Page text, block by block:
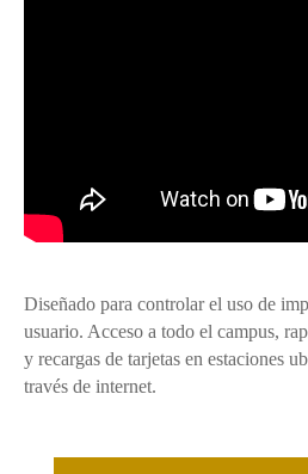
Diseñado para controlar el uso de
usuario. Acceso a todo el campus,
y recargas de tarjetas en estaciones
través de internet.